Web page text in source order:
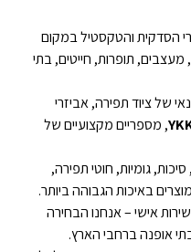
הסדקית והטקסטיל במקום
תופרות, חייטים, בתי
של ציוד תפירה, אביזרי
, מספריים מקצועיים של
גומיות, חוטי תפירה,
באיכות הגבוהה ביותר.
אישי – אנחנו הבחירה
אופנה ברחבי הארץ.